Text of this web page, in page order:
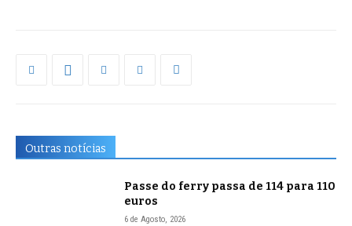
Outras notícias
Passe do ferry passa de 114 para 110
euros
6 de Agosto, 2026